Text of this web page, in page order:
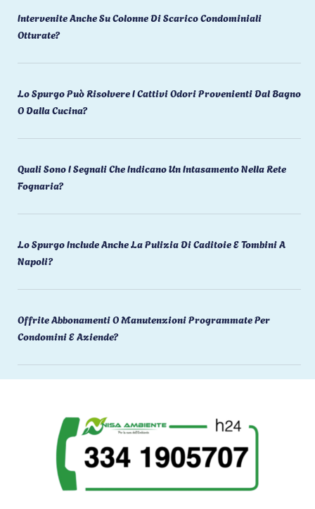
Intervenite Anche Su Colonne Di Scarico Condominiali
Otturate?
Lo Spurgo Può Risolvere I Cattivi Odori Provenienti Dal Bagno
O Dalla Cucina?
Quali Sono I Segnali Che Indicano Un Intasamento Nella Rete
Fognaria?
Lo Spurgo Include Anche La Pulizia Di Caditoie E Tombini A
Napoli?
Offrite Abbonamenti O Manutenzioni Programmate Per
Condomini E Aziende?